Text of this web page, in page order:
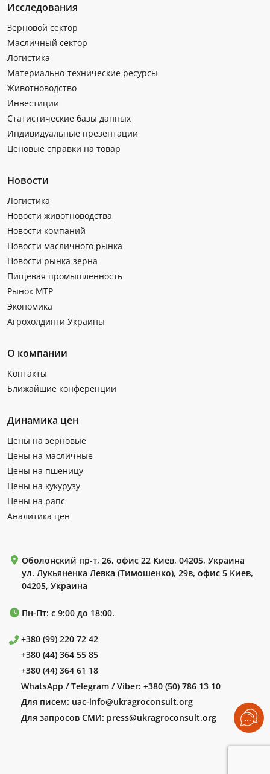
Исследования
Зерновой сектор
Масличный сектор
Логистика
Материально-технические ресурсы
Животноводство
Инвестиции
Статистические базы данных
Индивидуальные презентации
Ценовые справки на товар
Новости
Логистика
Новости животноводства
Новости компаний
Новости масличного рынка
Новости рынка зерна
Пищевая промышленность
Рынок МТР
Экономика
Агрохолдинги Украины
О компании
Контакты
Ближайшие конференции
Динамика цен
Цены на зерновые
Цены на масличные
Цены на пшеницу
Цены на кукурузу
Цены на рапс
Аналитика цен
Оболонский пр-т, 26, офис 22 Киев, 04205, Украина
ул. Лукьяненка Левка (Тимошенко), 29в, офис 5 Киев,
04205, Украина
Пн-Пт: с 9:00 до 18:00.
+380 (99) 220 72 42
+380 (44) 364 55 85
+380 (44) 364 61 18
WhatsApp / Telegram / Viber: +380 (50) 786 13 10
Для писем: uac-info@ukragroconsult.org
Для запросов СМИ: press@ukragroconsult.org